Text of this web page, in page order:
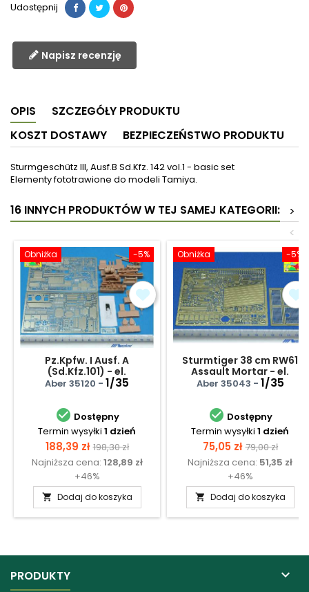
Udostępnij
Napisz recenzję
OPIS
SZCZEGÓŁY PRODUKTU
KOSZT DOSTAWY
BEZPIECZEŃSTWO PRODUKTU
Sturmgeschütz III, Ausf.B Sd.Kfz. 142 vol.1 - basic set
Elementy fototrawione do modeli Tamiya.
16 INNYCH PRODUKTÓW W TEJ SAMEJ KATEGORII:
>
<
-5%
Obniżka
Pz.Kpfw. I Ausf. A
(Sd.Kfz.101) - el.
fototrawione - wnętrze
Aber 35120 - 1/35
 Dostępny
Termin wysyłki 1 dzień
Cena
188,39 zł Cena
podstawowa
198,30 zł
Najniższa cena: 128,89 zł
+46%
 Dodaj do koszyka
-5%
Obniżka
Sturmtiger 38 cm RW61
Assault Mortar - el.
fototrawione część 1
Aber 35043 - 1/35
 Dostępny
Termin wysyłki 1 dzień
Cena
75,05 zł Cena
79,00 zł
Najniższa cena: 51,35 zł
+46%
 Dodaj do koszyka
PRODUKTY 